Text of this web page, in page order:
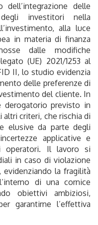
delle
investitori nella
alla luce
in materia di finanza
dalle modifiche
(UE) 2021/1253 al
II, lo studio evidenzia
delle preferenze di
del cliente. In
derogatorio previsto in
criteri, che rischia di
elusive da parte degli
applicative e
operatori. Il lavoro si
in caso di violazione
la fragilità
di una cornice
obiettivi ambiziosi,
garantirne l’effettiva